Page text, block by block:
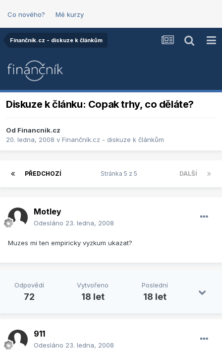
Co nového? Mé kurzy
Finančník.cz - diskuze k článkům
Diskuze k článku: Copak trhy, co děláte?
Od Financnik.cz
20. ledna, 2008 v Finančník.cz - diskuze k článkům
PŘEDCHOZÍ DALŠÍ
Stránka 5 z 5
Motley
Odesláno 23. ledna, 2008
Muzes mi ten empiricky vyzkum ukazat?
Odpovědí
72
Vytvořeno
18 let
Poslední
18 let
911
Odesláno 23. ledna, 2008